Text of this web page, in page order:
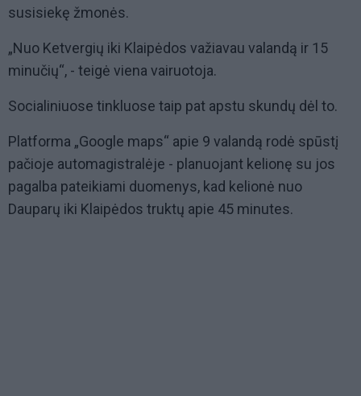
susisiekę žmonės.
„Nuo Ketvergių iki Klaipėdos važiavau valandą ir 15
minučių“, - teigė viena vairuotoja.
Socialiniuose tinkluose taip pat apstu skundų dėl to.
Platforma „Google maps“ apie 9 valandą rodė spūstį
pačioje automagistralėje - planuojant kelionę su jos
pagalba pateikiami duomenys, kad kelionė nuo
Dauparų iki Klaipėdos truktų apie 45 minutes.